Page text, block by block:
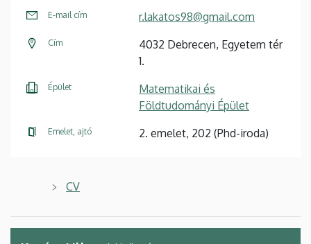
E-mail cím r.lakatos98@gmail.com
Cím
4032 Debrecen, Egyetem tér
1.
Épület
Matematikai és
Földtudományi Épület
Emelet, ajtó 2. emelet, 202 (Phd-iroda)
CV